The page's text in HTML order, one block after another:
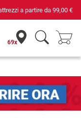
a partire da 99,00 €
69x